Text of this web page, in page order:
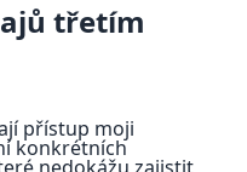
třetím
přístup moji
konkrétních